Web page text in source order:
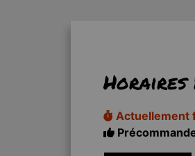
Horaires
Actuellement